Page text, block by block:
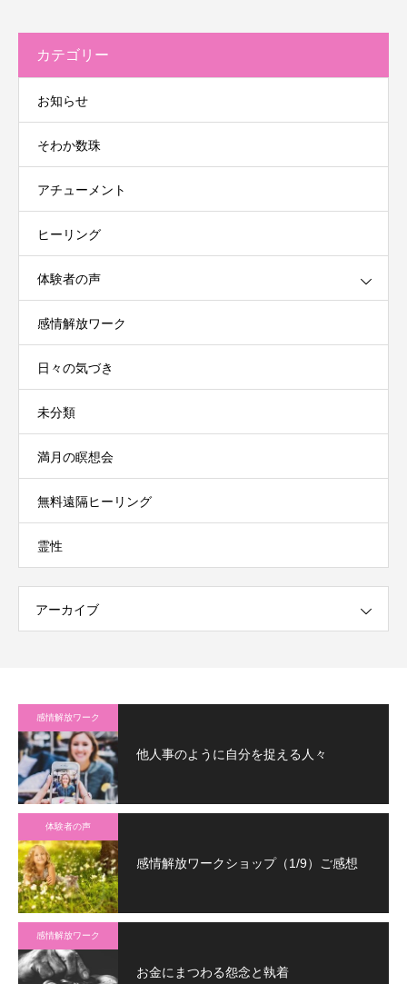
カテゴリー
お知らせ
そわか数珠
アチューメント
ヒーリング
体験者の声
感情解放ワーク
日々の気づき
未分類
満月の瞑想会
無料遠隔ヒーリング
霊性
アーカイブ
感情解放ワーク
他人事のように自分を捉える人々
体験者の声
感情解放ワークショップ（1/9）ご感想
感情解放ワーク
お金にまつわる怨念と執着